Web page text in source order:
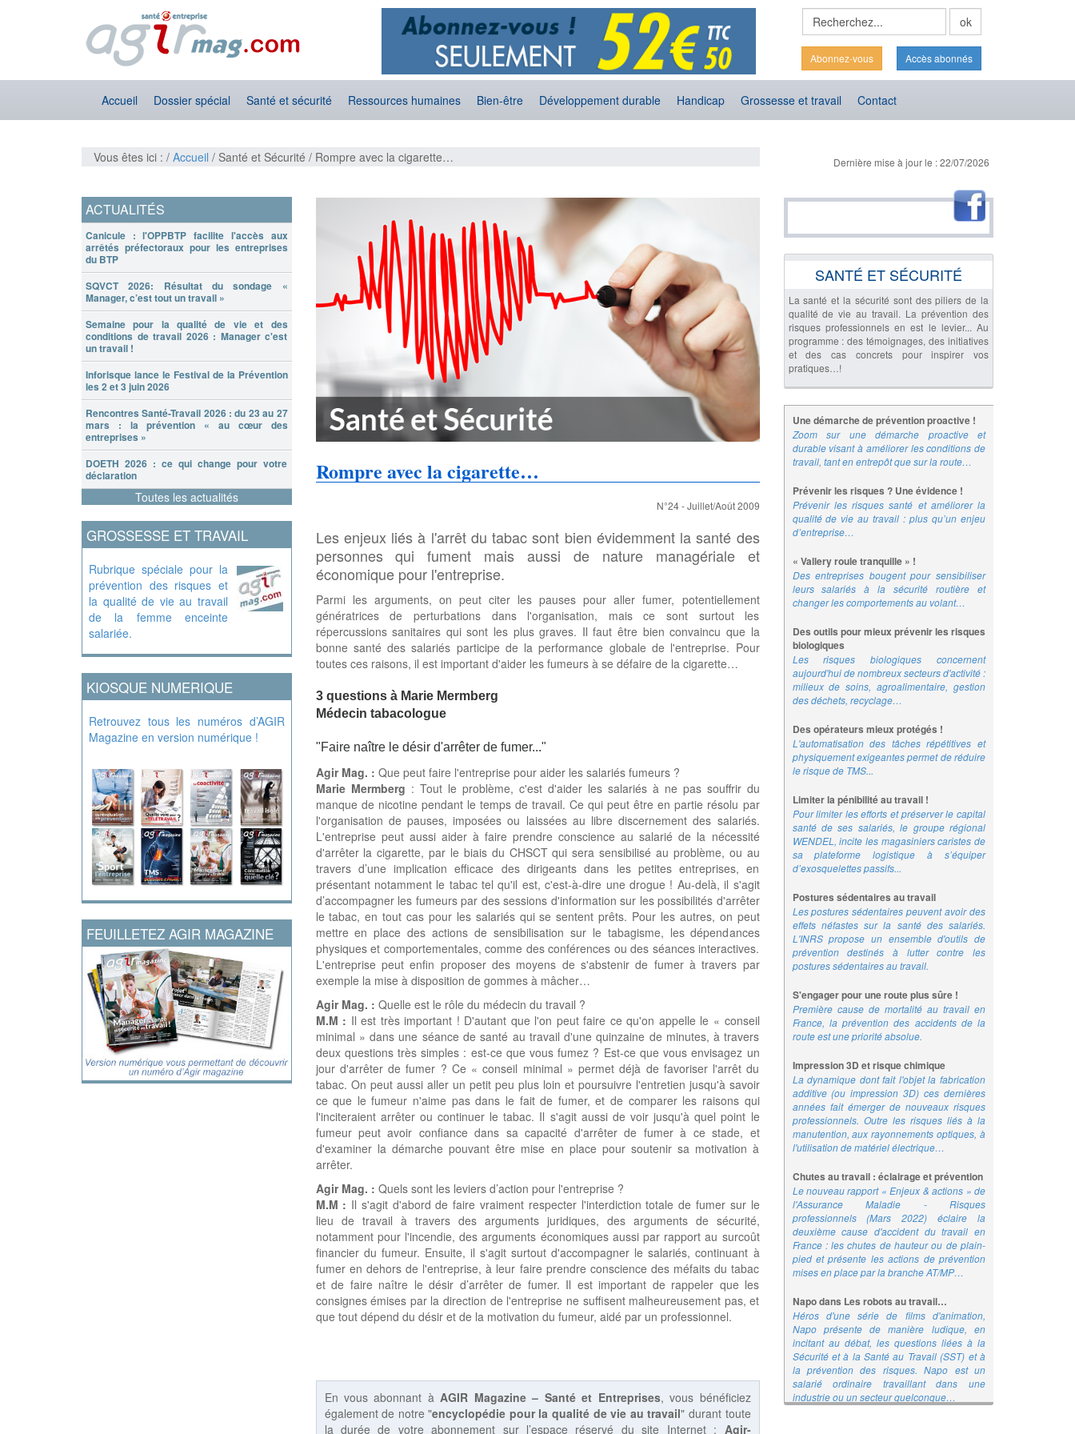
Abonnez-vous Accès abonnés
Accueil Dossier spécial Santé et sécurité Ressources humaines Bien-être Développement durable Handicap Grossesse et travail Contact
Vous êtes ici : / Accueil / Santé et Sécurité / Rompre avec la cigarette… Dernière mise à jour le : 22/07/2026
ACTUALITÉS
Canicule : l'OPPBTP facilite l'accès aux
arrêtés préfectoraux pour les entreprises
du BTP
SQVCT 2026: Résultat du sondage «
Manager, c’est tout un travail »
Semaine pour la qualité de vie et des
conditions de travail 2026 : Manager c'est
un travail !
Inforisque lance le Festival de la Prévention
les 2 et 3 juin 2026
Rencontres Santé-Travail 2026 : du 23 au 27
mars : la prévention « au cœur des
entreprises »
DOETH 2026 : ce qui change pour votre
déclaration
Toutes les actualités
GROSSESSE ET TRAVAIL
Rubrique spéciale pour la
prévention des risques et
la qualité de vie au travail
de la femme enceinte
salariée.
KIOSQUE NUMERIQUE
Retrouvez tous les numéros d’AGIR
Magazine en version numérique !
FEUILLETEZ AGIR MAGAZINE
Rompre avec la cigarette…
N°24 - Juillet/Août 2009
Les enjeux liés à l'arrêt du tabac sont bien évidemment la santé des
personnes qui fument mais aussi de nature managériale et
économique pour l'entreprise.
Parmi les arguments, on peut citer les pauses pour aller fumer, potentiellement
génératrices de perturbations dans l'organisation, mais ce sont surtout les
répercussions sanitaires qui sont les plus graves. Il faut être bien convaincu que la
bonne santé des salariés participe de la performance globale de l'entreprise. Pour
toutes ces raisons, il est important d'aider les fumeurs à se défaire de la cigarette…
3 questions à Marie Mermberg
Médecin tabacologue
"Faire naître le désir d'arrêter de fumer..."
Agir Mag. : Que peut faire l'entreprise pour aider les salariés fumeurs ?
Marie Mermberg : Tout le problème, c'est d'aider les salariés à ne pas souffrir du
manque de nicotine pendant le temps de travail. Ce qui peut être en partie résolu par
l'organisation de pauses, imposées ou laissées au libre discernement des salariés.
L'entreprise peut aussi aider à faire prendre conscience au salarié de la nécessité
d'arrêter la cigarette, par le biais du CHSCT qui sera sensibilisé au problème, ou au
travers d’une implication efficace des dirigeants dans les petites entreprises, en
présentant notamment le tabac tel qu'il est, c'est-à-dire une drogue ! Au-delà, il s'agit
d’accompagner les fumeurs par des sessions d'information sur les possibilités d'arrêter
le tabac, en tout cas pour les salariés qui se sentent prêts. Pour les autres, on peut
mettre en place des actions de sensibilisation sur le tabagisme, les dépendances
physiques et comportementales, comme des conférences ou des séances interactives.
L'entreprise peut enfin proposer des moyens de s'abstenir de fumer à travers par
exemple la mise à disposition de gommes à mâcher…
Agir Mag. : Quelle est le rôle du médecin du travail ?
M.M : Il est très important ! D'autant que l'on peut faire ce qu'on appelle le « conseil
minimal » dans une séance de santé au travail d'une quinzaine de minutes, à travers
deux questions très simples : est-ce que vous fumez ? Est-ce que vous envisagez un
jour d'arrêter de fumer ? Ce « conseil minimal » permet déjà de favoriser l'arrêt du
tabac. On peut aussi aller un petit peu plus loin et poursuivre l'entretien jusqu'à savoir
ce que le fumeur n'aime pas dans le fait de fumer, et de comparer les raisons qui
l'inciteraient arrêter ou continuer le tabac. Il s'agit aussi de voir jusqu'à quel point le
fumeur peut avoir confiance dans sa capacité d'arrêter de fumer à ce stade, et
d'examiner la démarche pouvant être mise en place pour soutenir sa motivation à
arrêter.
Agir Mag. : Quels sont les leviers d’action pour l'entreprise ?
M.M : Il s'agit d'abord de faire vraiment respecter l'interdiction totale de fumer sur le
lieu de travail à travers des arguments juridiques, des arguments de sécurité,
notamment pour l'incendie, des arguments économiques aussi par rapport au surcoût
financier du fumeur. Ensuite, il s'agit surtout d'accompagner le salariés, continuant à
fumer en dehors de l'entreprise, à leur faire prendre conscience des méfaits du tabac
et de faire naître le désir d’arrêter de fumer. Il est important de rappeler que les
consignes émises par la direction de l'entreprise ne suffisent malheureusement pas, et
que tout dépend du désir et de la motivation du fumeur, aidé par un professionnel.
En vous abonnant àAGIR Magazine – Santé et Entreprises, vous bénéficiez
également de notre "encyclopédie pour la qualité de vie au travail" durant toute
la durée de votre abonnement sur l’espace réservé du site Internet : Agir-
SANTÉ ET SÉCURITÉ
La santé et la sécurité sont des piliers de la
qualité de vie au travail. La prévention des
risques professionnels en est le levier... Au
programme : des témoignages, des initiatives
et des cas concrets pour inspirer vos
pratiques…!
Une démarche de prévention proactive !
Zoom sur une démarche proactive et
durable visant à améliorer les conditions de
travail, tant en entrepôt que sur la route…
Prévenir les risques ? Une évidence !
Prévenir les risques santé et améliorer la
qualité de vie au travail : plus qu’un enjeu
d’entreprise…
« Vallery roule tranquille » !
Des entreprises bougent pour sensibiliser
leurs salariés à la sécurité routière et
changer les comportements au volant…
Des outils pour mieux prévenir les risques
biologiques
Les risques biologiques concernent
aujourd'hui de nombreux secteurs d'activité :
milieux de soins, agroalimentaire, gestion
des déchets, recyclage…
Des opérateurs mieux protégés !
L'automatisation des tâches répétitives et
physiquement exigeantes permet de réduire
le risque de TMS...
Limiter la pénibilité au travail !
Pour limiter les efforts et préserver le capital
santé de ses salariés, le groupe régional
WENDEL, incite les magasiniers caristes de
sa plateforme logistique à s’équiper
d’exosquelettes passifs...
Postures sédentaires au travail
Les postures sédentaires peuvent avoir des
effets néfastes sur la santé des salariés.
L'INRS propose un ensemble d'outils de
prévention destinés à lutter contre les
postures sédentaires au travail.
S'engager pour une route plus sûre !
Première cause de mortalité au travail en
France, la prévention des accidents de la
route est une priorité absolue.
Impression 3D et risque chimique
La dynamique dont fait l'objet la fabrication
additive (ou impression 3D) ces dernières
années fait émerger de nouveaux risques
professionnels. Outre les risques liés à la
manutention, aux rayonnements optiques, à
l'utilisation de matériel électrique…
Chutes au travail : éclairage et prévention
Le nouveau rapport « Enjeux & actions » de
l'Assurance Maladie - Risques
professionnels (Mars 2022) éclaire la
deuxième cause d'accident du travail en
France : les chutes de hauteur ou de plain-
pied et présente les actions de prévention
mises en place par la branche AT/MP…
Napo dans Les robots au travail…
Héros d'une série de films d'animation,
Napo présente de manière ludique, en
incitant au débat, les questions liées à la
Sécurité et à la Santé au Travail (SST) et à
la prévention des risques. Napo est un
salarié ordinaire travaillant dans une
industrie ou un secteur quelconque…